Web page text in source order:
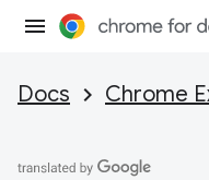
Docs Chrome